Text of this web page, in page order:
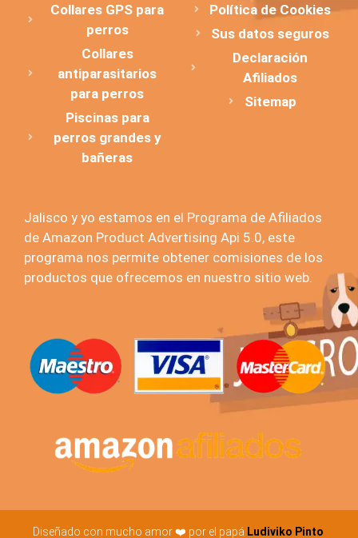
Collares GPS para
perros
Collares
antiparasitarios
para perros
Piscinas para
perros grandes y
bañeras
Política de Cookies
Sus datos seguros
Declaración
Afiliados
Sitemap
Jalisco y yo estamos en el Programa de Afiliados
de Amazon Product Advertising Api 5.0, este
programa nos permite obtener comisiones de los
productos que ofrecemos en nuestro sitio web.
Diseñado con mucho amor ❤️ por el papá Ludiviko Pinto